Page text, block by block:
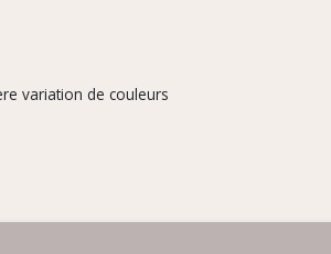
variation de couleurs